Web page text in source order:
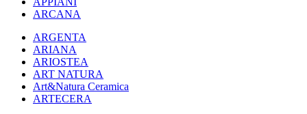
ARCANA
ARGENTA
ARIANA
ARIOSTEA
ART NATURA
Art&Natura Ceramica
ARTECERA